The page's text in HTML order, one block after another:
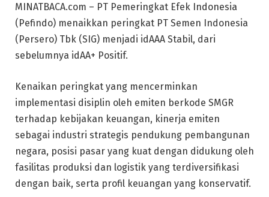
MINATBACA.com – PT Pemeringkat Efek Indonesia
(Pefindo) menaikkan peringkat PT Semen Indonesia
(Persero) Tbk (SIG) menjadi idAAA Stabil, dari
sebelumnya idAA+ Positif.
Kenaikan peringkat yang mencerminkan
implementasi disiplin oleh emiten berkode SMGR
terhadap kebijakan keuangan, kinerja emiten
sebagai industri strategis pendukung pembangunan
negara, posisi pasar yang kuat dengan didukung oleh
fasilitas produksi dan logistik yang terdiversifikasi
dengan baik, serta profil keuangan yang konservatif.